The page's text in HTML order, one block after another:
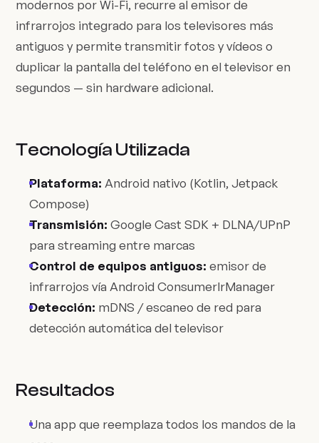
modernos por Wi-Fi, recurre al emisor de
infrarrojos integrado para los televisores más
antiguos y permite transmitir fotos y vídeos o
duplicar la pantalla del teléfono en el televisor en
segundos — sin hardware adicional.
Tecnología Utilizada
Plataforma: Android nativo (Kotlin, Jetpack
Compose)
Transmisión: Google Cast SDK + DLNA/UPnP
para streaming entre marcas
Control de equipos antiguos: emisor de
infrarrojos vía Android ConsumerIrManager
Detección: mDNS / escaneo de red para
detección automática del televisor
Resultados
Una app que reemplaza todos los mandos de la